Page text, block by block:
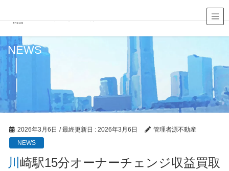
NEWS
2026年3月6日 / 最終更新日 : 2026年3月6日
管理者源不動産
NEWS
川崎駅15分オーナーチェンジ収益買取